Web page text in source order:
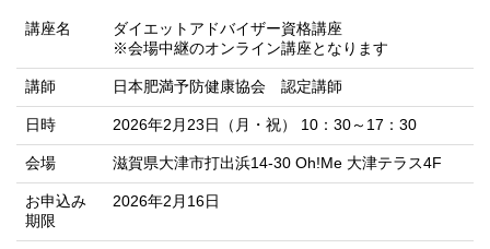
講座名
ダイエットアドバイザー資格講座
※会場中継のオンライン講座となります
講師 日本肥満予防健康協会 認定講師
日時 2026年2月23日（月・祝） 10：30～17：30
会場 滋賀県大津市打出浜14-30 Oh!Me 大津テラス4F
お申込み
期限
2026年2月16日